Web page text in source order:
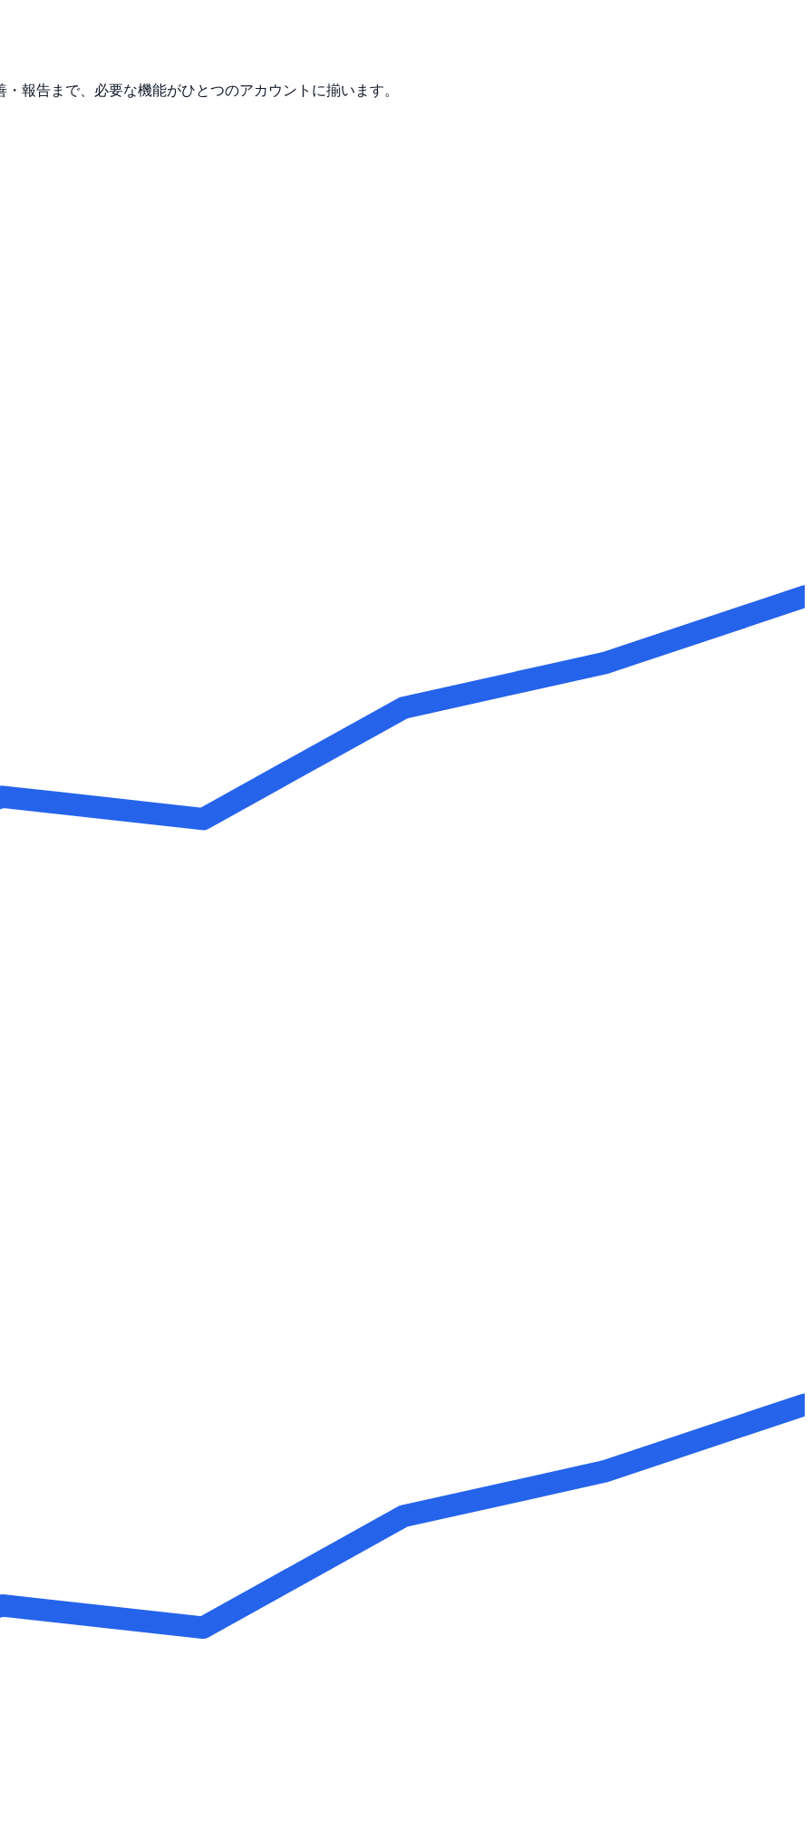
報告まで、必要な機能がひとつのアカウントに揃います。